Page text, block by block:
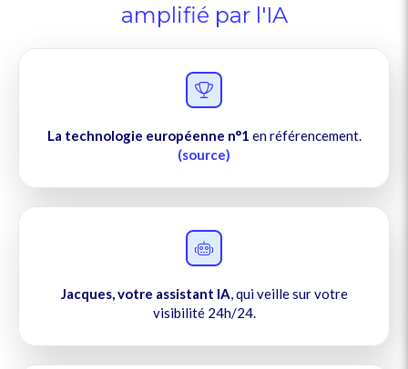
amplifié par l'IA
La technologie européenne n°1 en référencement.
(source)
Jacques, votre assistant IA, qui veille sur votre
visibilité 24h/24.